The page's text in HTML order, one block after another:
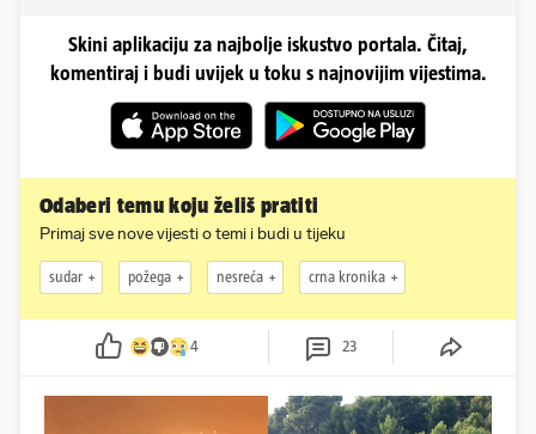
Skini aplikaciju za najbolje iskustvo portala. Čitaj,
komentiraj i budi uvijek u toku s najnovijim vijestima.
Odaberi temu koju želiš pratiti
Primaj sve nove vijesti o temi i budi u tijeku
sudar požega nesreća crna kronika
4 23